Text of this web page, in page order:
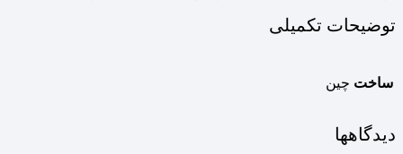
توضیحات تکمیلی
ساخت چین
دیدگاهها